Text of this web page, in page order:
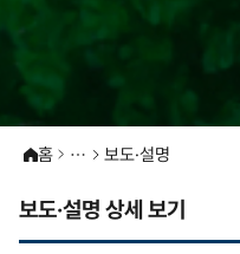
홈 보도·설명
보도·설명 상세 보기